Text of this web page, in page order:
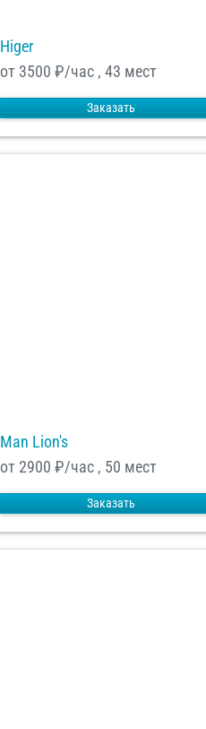
Higer
от 3500 ₽/час , 43 мест
Заказать
Man Lion's
от 2900 ₽/час , 50 мест
Заказать